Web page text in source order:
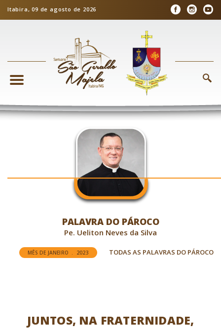
Itabira, 09 de agosto de 2026
PALAVRA DO PÁROCO
Pe. Ueliton Neves da Silva
MÊS DE JANEIRO . 2023 TODAS AS PALAVRAS DO PÁROCO
JUNTOS, NA FRATERNIDADE,